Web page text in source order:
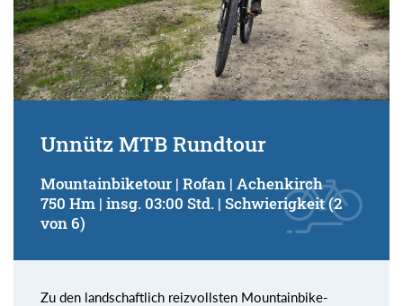
Unnütz MTB Rundtour
Mountainbiketour | Rofan | Achenkirch
750 Hm | insg. 03:00 Std. | Schwierigkeit (2
von 6)
Zu den landschaftlich reizvollsten Mountainbike-